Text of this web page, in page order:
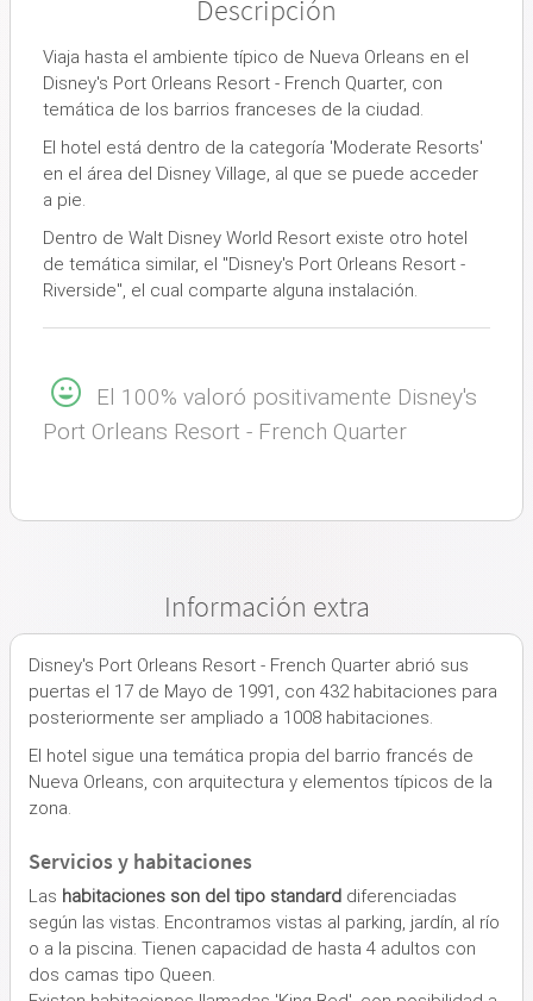
Descripción
Viaja hasta el ambiente típico de Nueva Orleans en el
Disney's Port Orleans Resort - French Quarter, con
temática de los barrios franceses de la ciudad.
El hotel está dentro de la categoría 'Moderate Resorts'
en el área del Disney Village, al que se puede acceder
a pie.
Dentro de Walt Disney World Resort existe otro hotel
de temática similar, el ''Disney's Port Orleans Resort -
Riverside'', el cual comparte alguna instalación.
El 100% valoró positivamente Disney's
Port Orleans Resort - French Quarter
Información extra
Disney's Port Orleans Resort - French Quarter abrió sus
puertas el 17 de Mayo de 1991, con 432 habitaciones para
posteriormente ser ampliado a 1008 habitaciones.
El hotel sigue una temática propia del barrio francés de
Nueva Orleans, con arquitectura y elementos típicos de la
zona.
Servicios y habitaciones
Las habitaciones son del tipo standard diferenciadas
según las vistas. Encontramos vistas al parking, jardín, al río
o a la piscina. Tienen capacidad de hasta 4 adultos con
dos camas tipo Queen.